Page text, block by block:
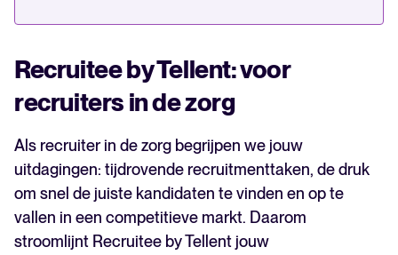
Recruitee by Tellent: voor
recruiters in de zorg
Als recruiter in de zorg begrijpen we jouw
uitdagingen: tijdrovende recruitmenttaken, de druk
om snel de juiste kandidaten te vinden en op te
vallen in een competitieve markt. Daarom
stroomlijnt Recruitee by Tellent jouw